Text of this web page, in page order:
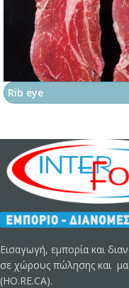
Rib eye
Εισαγωγή, εμπορία και
σε χώρους πώλησης και
(HO.RE.CA).